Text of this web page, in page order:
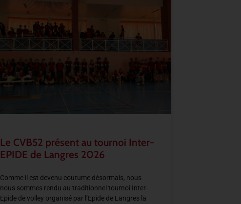
Le CVB52 présent au tournoi Inter-
EPIDE de Langres 2026
Comme il est devenu coutume désormais, nous
nous sommes rendu au traditionnel tournoi Inter-
Epide de volley organisé par l’Epide de Langres la